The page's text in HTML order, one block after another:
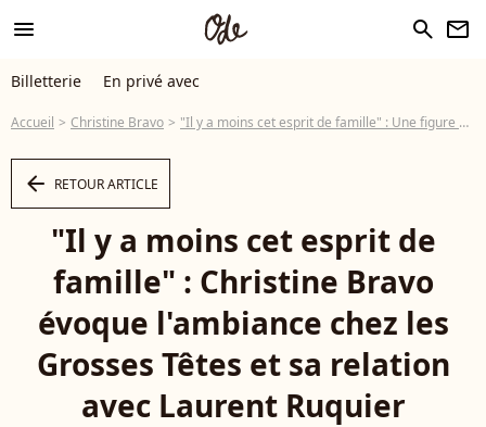
menu search newsletter
Billetterie En privé avec
Accueil Christine Bravo "Il y a moins cet esprit de famille" : Une figure des Grosses Têtes en dit plus sur l'ambiance en coulisses et sa relation avec Laurent Ruquier
arrow_left RETOUR ARTICLE
"Il y a moins cet esprit de
famille" : Christine Bravo
évoque l'ambiance chez les
Grosses Têtes et sa relation
avec Laurent Ruquier